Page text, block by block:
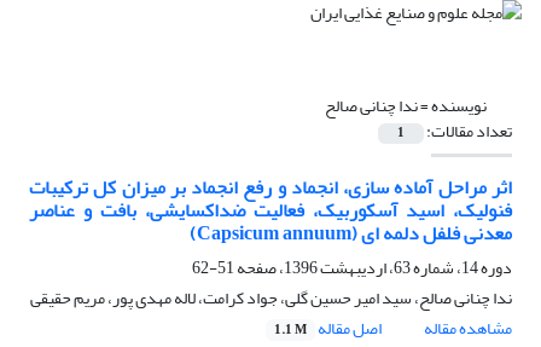
نویسنده =ندا چنانی صالح
تعداد مقالات: 1
اثر مراحل آماده سازی، انجماد و رفع انجماد بر میزان کل ترکیبات
فنولیک، اسید آسکوربیک، فعالیت ضداکسایشی، بافت و عناصر
معدنی فلفل دلمه ای (Capsicum annuum)
دوره 14، شماره 63، اردیبهشت 1396، صفحه
51-62
ندا چنانی صالح، سید امیر حسین گلی، جواد کرامت، لاله مهدی پور، مریم حقیقی
مشاهده مقاله
اصل مقاله 1.1 M